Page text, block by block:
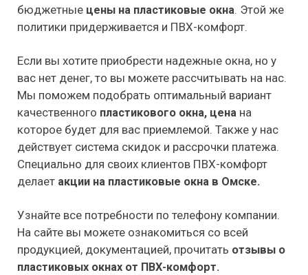
бюджетные цены на пластиковые окна. Этой же
политики придерживается и ПВХ-комфорт.
Если вы хотите приобрести надежные окна, но у
вас нет денег, то вы можете рассчитывать на нас.
Мы поможем подобрать оптимальный вариант
качественного пластикового окна, цена на
которое будет для вас приемлемой. Также у нас
действует система скидок и рассрочки платежа.
Специально для своих клиентов ПВХ-комфорт
делает акции на пластиковые окна в Омске.
Узнайте все потребности по телефону компании.
На сайте вы можете ознакомиться со всей
продукцией, документацией, прочитать отзывы о
пластиковых окнах от ПВХ-комфорт.